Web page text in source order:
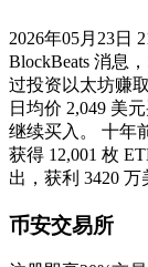
2026年05月23日
BlockBeats 消息
过投资以太坊赚
日均价 2,049 美
继续买入。 十年
获得 12,001 枚
出，获利 3420 万
币安交易所